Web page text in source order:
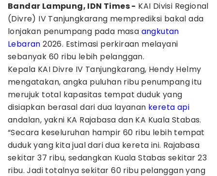
Bandar Lampung, IDN Times - KAI Divisi Regional
(Divre) IV Tanjungkarang memprediksi bakal ada
lonjakan penumpang pada masa angkutan
Lebaran 2026. Estimasi perkiraan melayani
sebanyak 60 ribu lebih pelanggan.
Kepala KAI Divre IV Tanjungkarang, Hendy Helmy
mengatakan, angka puluhan ribu penumpang itu
merujuk total kapasitas tempat duduk yang
disiapkan berasal dari dua layanan kereta api
andalan, yakni KA Rajabasa dan KA Kuala Stabas.
“Secara keseluruhan hampir 60 ribu lebih tempat
duduk yang kita jual dari dua kereta ini. Rajabasa
sekitar 37 ribu, sedangkan Kuala Stabas sekitar 23
ribu. Jadi totalnya sekitar 60 ribu pelanggan yang